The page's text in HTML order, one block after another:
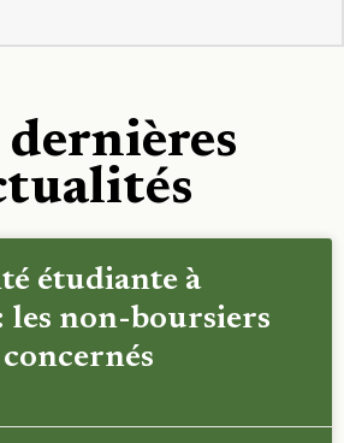
dernières
étudiante à
les non-boursiers